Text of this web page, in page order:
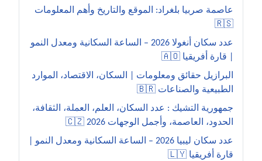
عاصمة صربيا بلغراد: الموقع والتاريخ وأهم المعلومات
🇷🇸
عدد سكان أنغولا 2026 – الساعة السكانية ومعدل النمو
| قارة أفريقيا 🇦🇴
البرازيل حقائق ومعلومات | السكان، الاقتصاد، الموارد
الطبيعية والصناعات 🇧🇷
جمهورية التشيك : عدد السكان، العلم، العملة، الثقافة،
الحدود، العاصمة، وأجمل الوجهات 2026 🇨🇿
عدد سكان ليبيا 2026 – الساعة السكانية ومعدل النمو |
قارة أفريقيا 🇱🇾